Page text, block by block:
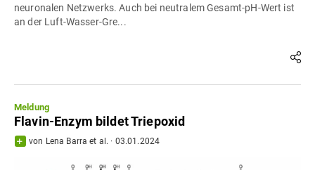
neuronalen Netzwerks. Auch bei neutralem Gesamt-pH-Wert ist
an der Luft-Wasser-Gre...
Meldung
Flavin-Enzym bildet Triepoxid
von Lena Barra et al. · 03.01.2024